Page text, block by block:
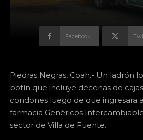
Facebook
Piedras Negras, Coah.- Un ladrón
botín que incluye decenas de
condones luego de que ingresara
farmacia Genéricos
sector de Villa de Fuente.